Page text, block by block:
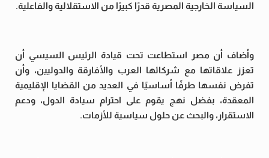
السياسة الخارجية المصرية قدرًا كبيرًا من الاستقلالية والفاعلية.
وأضاف أن مصر استطاعت تحت قيادة الرئيس السيسي أن
تعزز علاقاتها مع شركائها العرب والأفارقة والدوليين، وأن
تفرض نفسها طرفًا أساسيًا في العديد من القضايا الإقليمية
المعقدة، بفضل نهج يقوم على احترام سيادة الدول، ودعم
الاستقرار، والبحث عن حلول سياسية للأزمات.